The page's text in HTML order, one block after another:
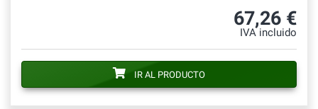
67,26 €
IVA incluido
IR AL PRODUCTO